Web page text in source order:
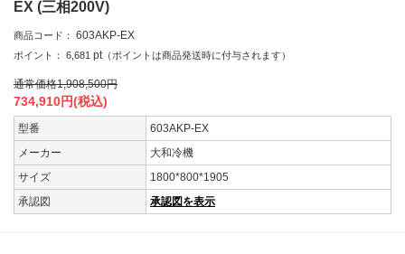
EX (三相200V)
商品コード： 603AKP-EX
ポイント： 6,681 pt （ポイントは商品発送時に付与されます）
通常価格1,908,500円
734,910円(税込)
型番
603AKP-EX
メーカー
大和冷機
サイズ
1800*800*1905
承認図
承認図を表示